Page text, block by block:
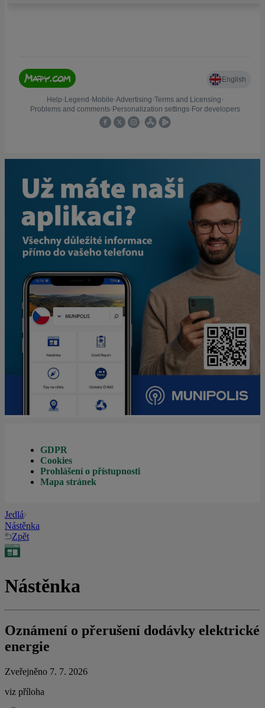
GDPR
Cookies
Prohlášení o přístupnosti
Mapa stránek
Jedlá
Nástěnka
Zpět
Nástěnka
Oznámení o přerušení dodávky elektrické
energie
Zveřejněno 7. 7. 2026
viz příloha